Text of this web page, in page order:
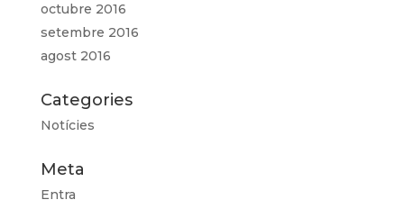
octubre 2016
setembre 2016
agost 2016
Categories
Notícies
Meta
Entra